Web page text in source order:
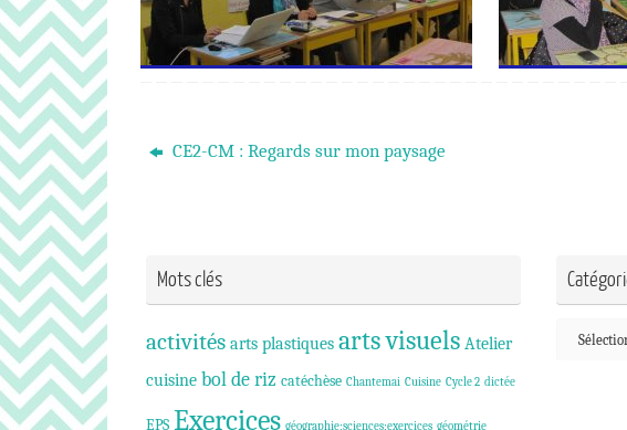
CE2-CM : Regards sur mon paysage
Mots clés
activités arts plastiques arts visuels Atelier
cuisine bol de riz catéchèse Chantemai Cuisine Cycle 2 dictée
EPS Exercices géographie;sciences;exercices géométrie